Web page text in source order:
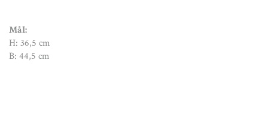
Mål:
H: 36,5 cm
B: 44,5 cm